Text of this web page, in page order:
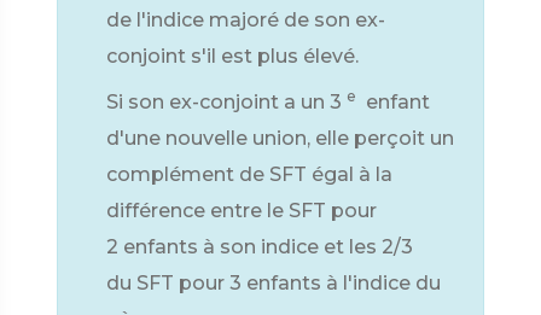
de l'indice majoré de son ex-
conjoint s'il est plus élevé.
Si son ex-conjoint a un 3 e
enfant
d'une nouvelle union, elle perçoit un
complément de SFT égal à la
différence entre le SFT pour
2 enfants à son indice et les 2/3
du SFT pour 3 enfants à l'indice du